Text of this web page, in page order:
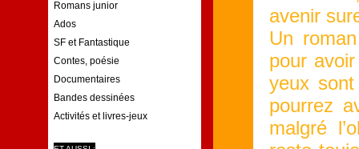
Romans junior
Ados
SF et Fantastique
Contes, poésie
Documentaires
Bandes dessinées
Activités et livres-jeux
avenir
Un
pour
yeux
pourrez
malgré